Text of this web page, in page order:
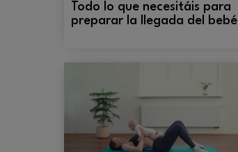
Todo lo que necesitáis para
preparar la llegada del bebé